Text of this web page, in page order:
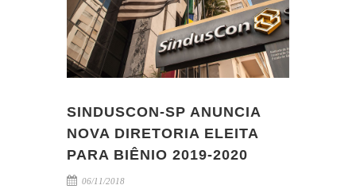
SINDUSCON-SP ANUNCIA
NOVA DIRETORIA ELEITA
PARA BIÊNIO 2019-2020
06/11/2018